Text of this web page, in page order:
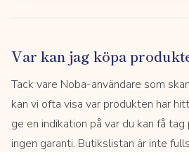
Var kan jag köpa
Tack vare Noba-användare som
kan vi ofta visa var produkten har
ge en indikation på var du kan få
ingen garanti. Butikslistan är inte